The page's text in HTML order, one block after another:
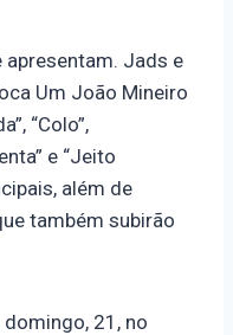
apresentam. Jads e
Um João Mineiro
“Colo”,
e “Jeito
além de
também subirão
21, no